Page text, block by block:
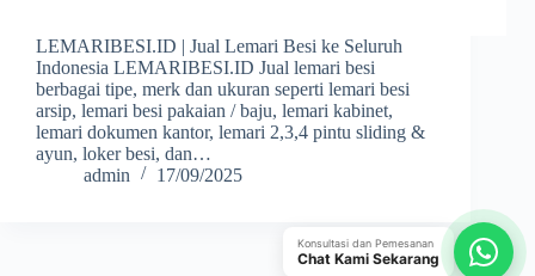
LEMARIBESI.ID | Jual Lemari Besi ke Seluruh
Indonesia LEMARIBESI.ID Jual lemari besi
berbagai tipe, merk dan ukuran seperti lemari besi
arsip, lemari besi pakaian / baju, lemari kabinet,
lemari dokumen kantor, lemari 2,3,4 pintu sliding &
ayun, loker besi, dan…
admin
17/09/2025
Konsultasi dan Pemesanan
Chat Kami Sekarang